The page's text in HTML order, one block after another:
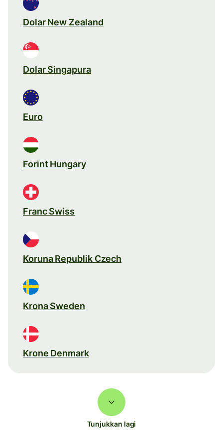
Dolar New Zealand
Dolar Singapura
Euro
Forint Hungary
Franc Swiss
Koruna Republik Czech
Krona Sweden
Krone Denmark
Tunjukkan lagi